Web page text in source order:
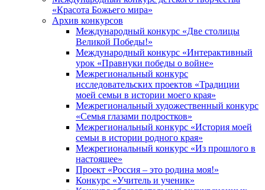
«Красота Божьего мира»
Архив конкурсов
Международный конкурс «Две столицы
Великой Победы!»
Международный конкурс «Интерактивный
урок «Правнуки победы о войне»
Межрегиональный конкурс
исследовательских проектов «Традиции
моей семьи в истории моего края»
Межрегиональный художественный конкурс
«Семья глазами подростков»
Межрегиональный конкурс «История моей
семьи в истории родного края»
Межрегиональный конкурс «Из прошлого в
настоящее»
Проект «Россия – это родина моя!»
Конкурс «Учитель и ученик»